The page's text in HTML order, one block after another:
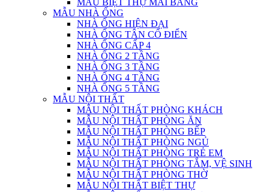
MẪU BIỆT THỰ MÁI BẰNG
MẪU NHÀ ỐNG
NHÀ ỐNG HIỆN ĐẠI
NHÀ ỐNG TÂN CỔ ĐIỂN
NHÀ ỐNG CẤP 4
NHÀ ỐNG 2 TẦNG
NHÀ ỐNG 3 TẦNG
NHÀ ỐNG 4 TẦNG
NHÀ ỐNG 5 TẦNG
MẪU NỘI THẤT
MẪU NỘI THẤT PHÒNG KHÁCH
MẪU NỘI THẤT PHÒNG ĂN
MẪU NỘI THẤT PHÒNG BẾP
MẪU NỘI THẤT PHÒNG NGỦ
MẪU NỘI THẤT PHÒNG TRẺ EM
MẪU NỘI THẤT PHÒNG TẮM, VỆ SINH
MẪU NỘI THẤT PHÒNG THỜ
MẪU NỘI THẤT BIỆT THỰ